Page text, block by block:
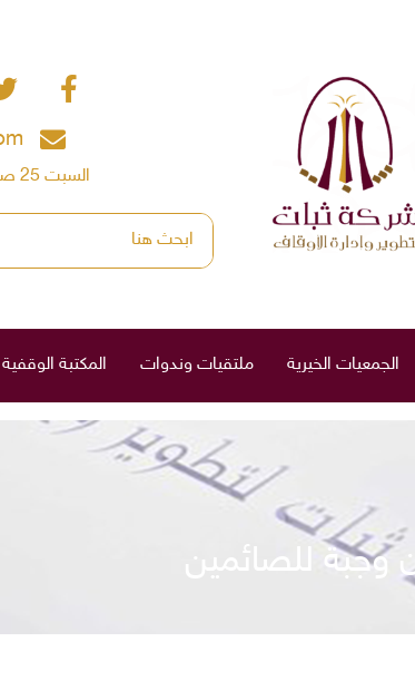
ادارة الأوقاف صناديق العائلة
السبت 25 صفر 1448 / 8-8-2026
الجمعيات الخيرية ملتقيات وندوات المكتبة الوقفية
للصائمين